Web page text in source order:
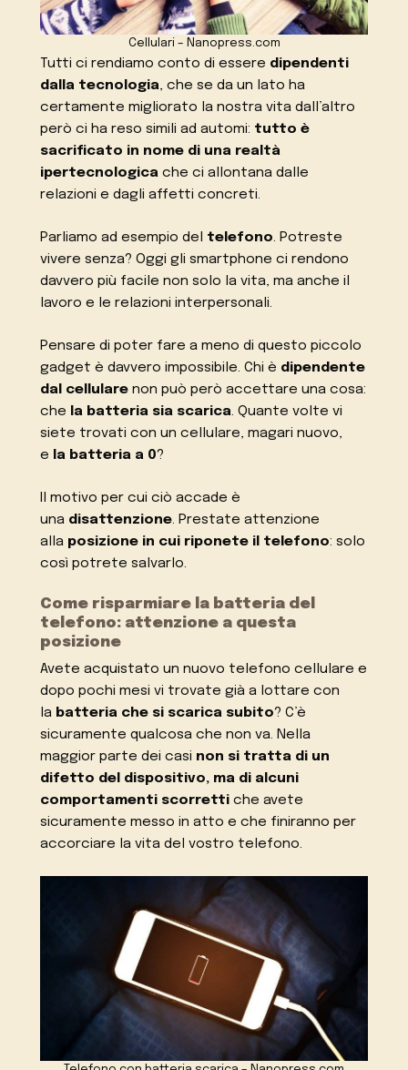
Cellulari – Nanopress.com
Tutti ci rendiamo conto di essere dipendenti
dalla tecnologia, che se da un lato ha
certamente migliorato la nostra vita dall’altro
però ci ha reso simili ad automi: tutto è
sacrificato in nome di una realtà
ipertecnologica che ci allontana dalle
relazioni e dagli affetti concreti.
Parliamo ad esempio del telefono. Potreste
vivere senza? Oggi gli smartphone ci rendono
davvero più facile non solo la vita, ma anche il
lavoro e le relazioni interpersonali.
Pensare di poter fare a meno di questo piccolo
gadget è davvero impossibile. Chi è dipendente
dal cellulare non può però accettare una cosa:
che la batteria sia scarica. Quante volte vi
siete trovati con un cellulare, magari nuovo,
e
la batteria a 0?
Il motivo per cui ciò accade è
una disattenzione. Prestate attenzione
alla posizione in cui riponete il telefono: solo
così potrete salvarlo.
Come risparmiare la batteria del
telefono: attenzione a questa
posizione
Avete acquistato un nuovo telefono cellulare e
dopo pochi mesi vi trovate già a lottare con
la batteria che si scarica subito? C’è
sicuramente qualcosa che non va. Nella
maggior parte dei casi non si tratta di un
difetto del dispositivo, ma di alcuni
comportamenti scorretti che avete
sicuramente messo in atto e che finiranno per
accorciare la vita del vostro telefono.